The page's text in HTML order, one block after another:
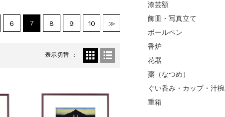
6 7 8 9 10 ≫
表示切替
漆芸額
飾皿・写真立て
ボールペン
香炉
花器
棗（なつめ）
ぐい呑み・カップ・汁椀
重箱